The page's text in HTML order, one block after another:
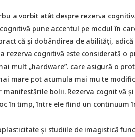
a vorbit atât despre rezerva
pune accentul pe modul în
și dobândirea de abilități,
rezerva cognitivă este considerată o
mult „hardware”, care asigură o
mare pot acumula mai multe
bolii. Rezerva cognitivă
în timp, între ele fiind un continuum
și studiile de imagistică